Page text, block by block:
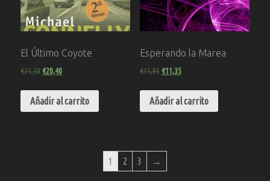
El Último Coyote
€21,50€20,40
Añadir al carrito
Esperando la Marea
€11,95 €11,35
Añadir al carrito
1 2 3 →